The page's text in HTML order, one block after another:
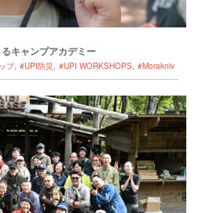
キャンプアカデミー
プ #UPI防災 #UPI WORKSHOPS #Morakniv